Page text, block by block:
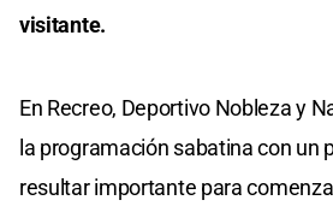
visitante.
En Recreo, Deportivo Nobleza y
la programación sabatina con un
resultar importante para